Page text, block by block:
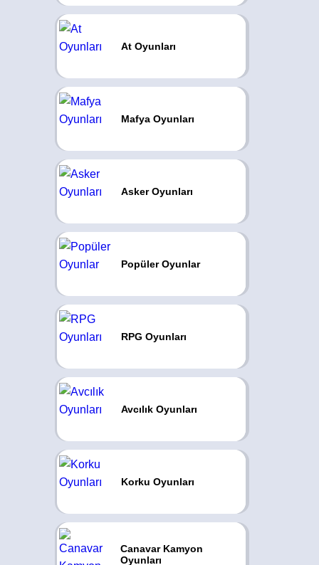
At Oyunları
Mafya Oyunları
Asker Oyunları
Popüler Oyunlar
RPG Oyunları
Avcılık Oyunları
Korku Oyunları
Canavar Kamyon
Oyunları